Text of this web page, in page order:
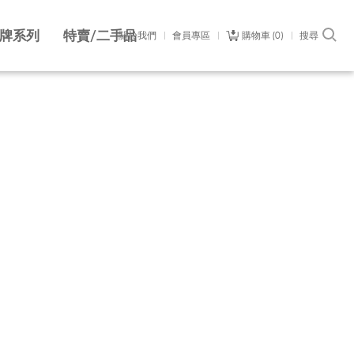
關於我們 會員專區 購物車 0 搜尋
系列 特賣/二手品